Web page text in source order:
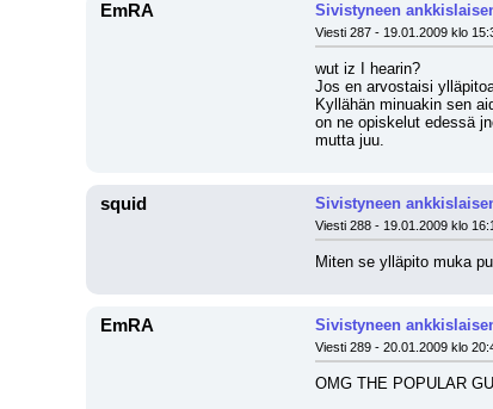
EmRA Sivistyneen
Viesti 287 - 19.01.2009 klo
wut iz I hearin?
Jos en arvostaisi
Kyllähän minuakin sen
on ne opiskelut edessä
mutta juu.
squid Sivistyneen
Viesti 288 - 19.01.2009 klo
Miten se ylläpito muka
EmRA Sivistyneen
Viesti 289 - 20.01.2009 klo
OMG THE POPULAR